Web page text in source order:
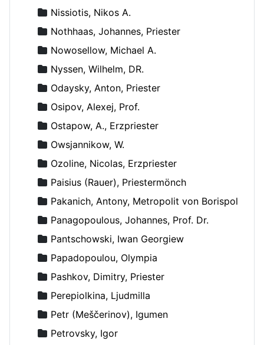
Nissiotis, Nikos A.
Nothhaas, Johannes, Priester
Nowosellow, Michael A.
Nyssen, Wilhelm, DR.
Odaysky, Anton, Priester
Osipov, Alexej, Prof.
Ostapow, A., Erzpriester
Owsjannikow, W.
Ozoline, Nicolas, Erzpriester
Paisius (Rauer), Priestermönch
Pakanich, Antony, Metropolit von Borispol
Panagopoulous, Johannes, Prof. Dr.
Pantschowski, Iwan Georgiew
Papadopoulou, Olympia
Pashkov, Dimitry, Priester
Perepiolkina, Ljudmilla
Petr (Meščerinov), Igumen
Petrovsky, Igor